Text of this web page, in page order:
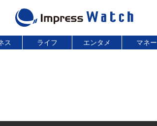
ス ライフ エンタメ マネー